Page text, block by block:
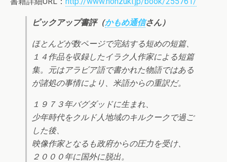
ピックアップ書評（かもめ通信さん）
ほとんどが数ページで完結する短めの短篇、
１４作品を収録したイラク人作家による短篇
集。元はアラビア語で書かれた物語ではある
が諸処の事情により、米語からの重訳だ。
１９７３年バグダッドに生まれ、
少年時代をクルド人地域のキルクークで過ご
した後、
映像作家となるも政府からの圧力を受け、
２０００年に国外に脱出。